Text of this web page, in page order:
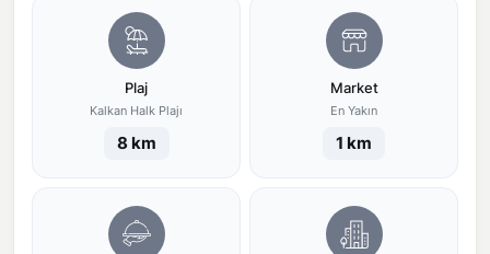
Plaj
Kalkan Halk Plajı
8 km
Market
En Yakın
1 km